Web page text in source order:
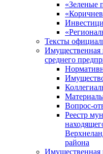
«Зеленые
Тексты
Имущественная
среднего
Вопрос-
Реестр
района
Имущественная